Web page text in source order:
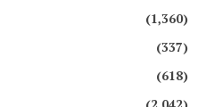
(1,360)
(337)
(618)